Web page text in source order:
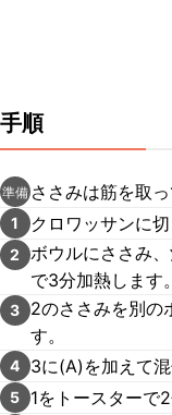
手順
準備 ささみは筋を取っ
1 クロワッサンに
2
ボウルにささみ
で3分加熱します。
3
2のささみを別の
す。
4 3に(A)を加えて混
5 1をトースターで